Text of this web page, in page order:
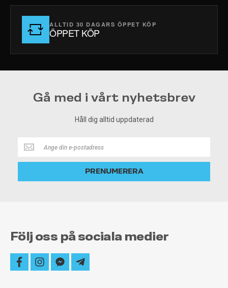
ALLTID 30 DAGARS ÖPPET KÖP
ÖPPET KÖP
Gå med i vårt nyhetsbrev
Håll dig alltid uppdaterad
Håll
dig
alltid
PRENUMERERA
Följ oss på sociala medier
facebookinstagram
facebook-
messenger
telegram-
plane